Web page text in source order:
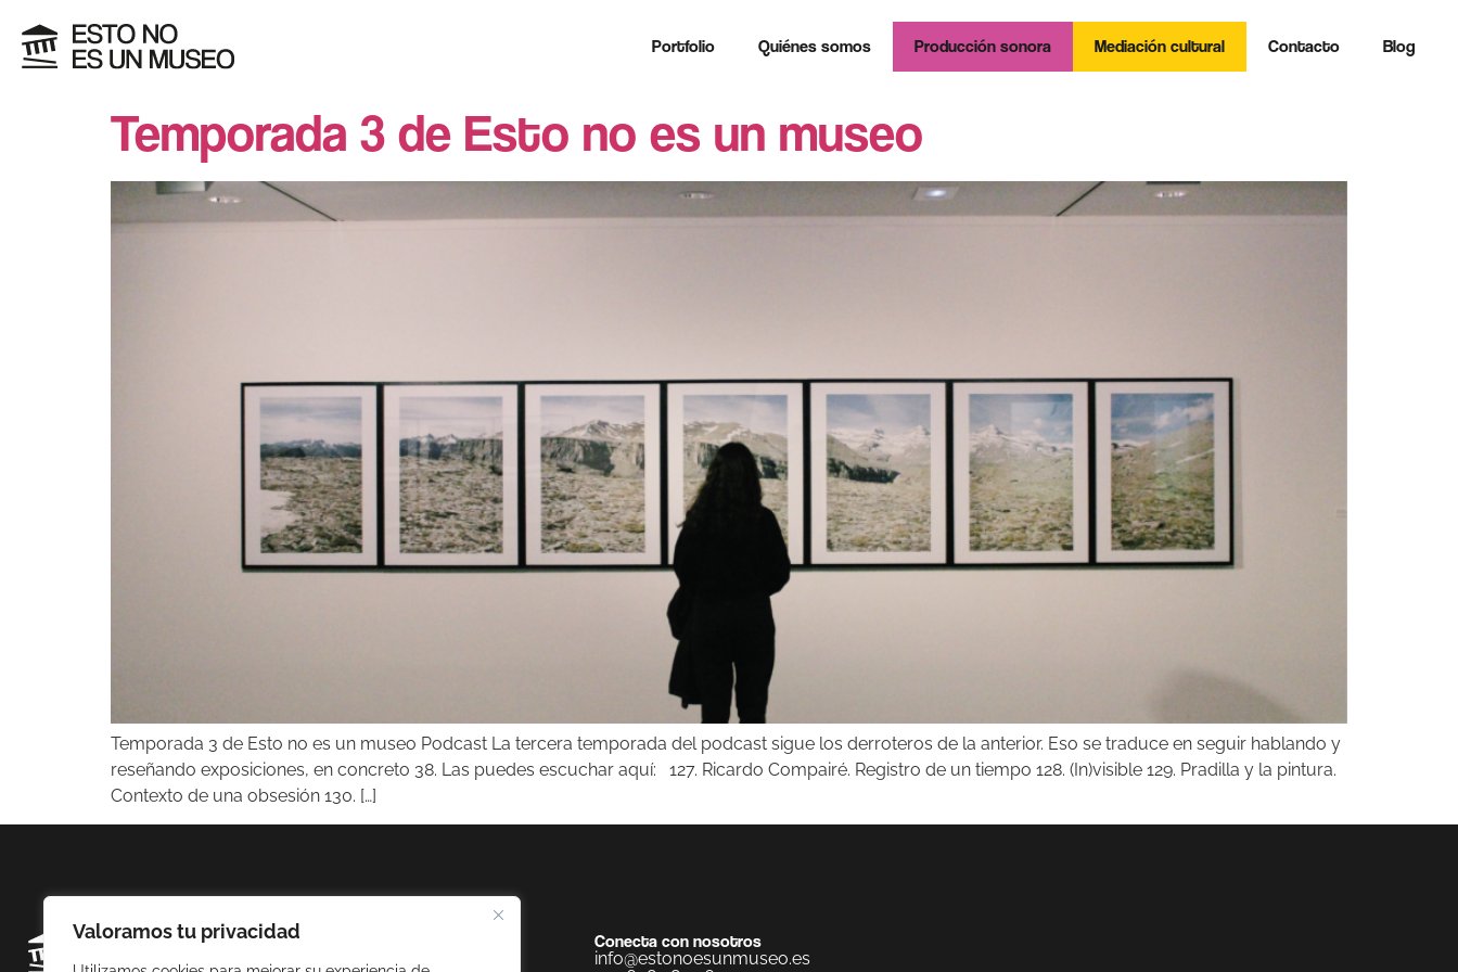
Valoramos tu privacidad
Portfolio Quiénes somos Producción sonora Mediación cultural Contacto Blog
Temporada 3 de Esto no es un museo
Temporada 3 de Esto no es un museo Podcast La tercera temporada del podcast sigue los derroteros de la anterior. Eso se traduce en seguir hablando y
reseñando exposiciones, en concreto 38. Las puedes escuchar aquí: 127. Ricardo Compairé. Registro de un tiempo 128. (In)visible 129. Pradilla y la pintura.
Contexto de una obsesión 130. […]
Conecta con nosotros
info@estonoesunmuseo.es